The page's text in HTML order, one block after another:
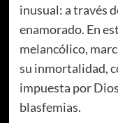
inusual: a través
enamorado. En
melancólico,
su inmortalidad,
impuesta por
blasfemias.